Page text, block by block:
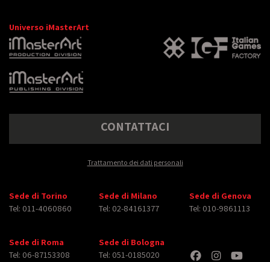
Universo iMasterArt
CONTATTACI
Trattamento dei dati personali
Sede di Torino
Tel: 011-4060860
Sede di Milano
Tel: 02-84161377
Sede di Genova
Tel: 010-9861113
Sede di Roma
Tel: 06-87153308
Sede di Bologna
Tel: 051-0185020